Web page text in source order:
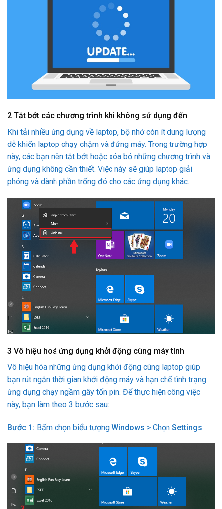
2 Tắt bớt các chương trình khi không sử dụng đến
Khi tải nhiều ứng dụng về laptop, bộ nhớ còn ít dung lượng
dễ khiến laptop chạy chậm và đứng máy. Trong trường hợp
này, các bạn nên tắt bớt hoặc xóa bỏ những chương trình và
ứng dụng không cần thiết. Việc này sẽ giúp laptop giải
phóng và dành phần trống đó cho các ứng dụng khác.
3 Vô hiệu hoá ứng dụng khởi động cùng máy tính
Vô hiệu hóa những ứng dụng khởi động cùng laptop giúp
bạn rút ngắn thời gian khởi động máy và hạn chế tình trạng
ứng dụng chạy ngầm gây tốn pin. Để thực hiện công việc
này, bạn làm theo 3 bước sau:
Bước 1: Bấm chọn biểu tượng Windows > Chọn Settings.